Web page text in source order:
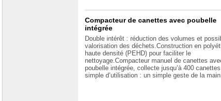
Compacteur de canettes avec poubelle
intégrée
Double intérêt : réduction des volumes et
valorisation des déchets.Construction en
haute densité (PEHD) pour faciliter le
nettoyage.Compacteur manuel de canettes
poubelle intégrée, collecte jusqu’à 400
simple d’utilisation : un simple geste de la